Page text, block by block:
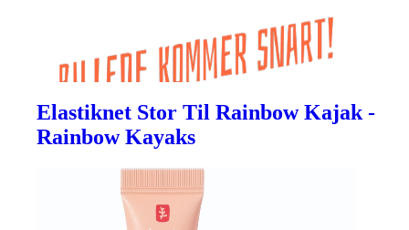
Elastiknet Stor Til Rainbow Kajak -
Rainbow Kayaks